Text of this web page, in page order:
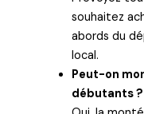
souhaitez
abords du
local.
Peut-on
débutants ?